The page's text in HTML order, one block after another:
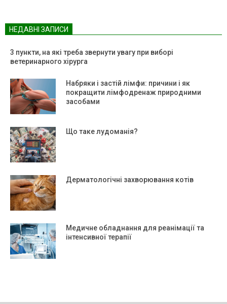
НЕДАВНІ ЗАПИСИ
3 пункти, на які треба звернути увагу при виборі
ветеринарного хірурга
Набряки і застій лімфи: причини і як
покращити лімфодренаж природними
засобами
Що таке лудоманія?
Дерматологічні захворювання котів
Медичне обладнання для реанімації та
інтенсивної терапії